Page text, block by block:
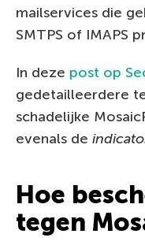
mailservices die
SMTPS of IMAPS
In deze post op
gedetailleerdere
schadelijke
evenals de
Hoe
tegen